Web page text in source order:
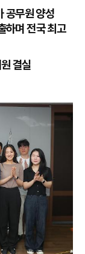
공무원 양성
하며 전국 최고
결실